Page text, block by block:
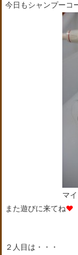
今日もシャンプーコ
マ
また遊びに来てね❤
２人目は・・・